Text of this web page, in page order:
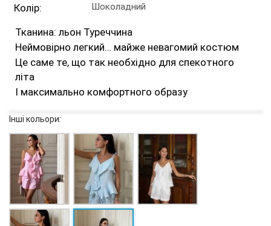
Колір: Шоколадний
Тканина: льон Туреччина
Неймовірно легкий… майже невагомий костюм
Це саме те, що так необхідно для спекотного
літа
І максимально комфортного образу
Інші кольори: